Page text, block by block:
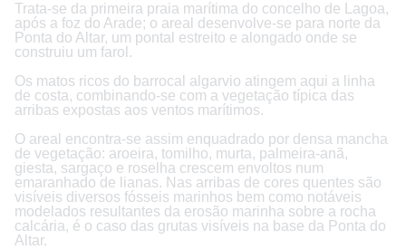
Trata-se da primeira praia marítima do concelho de Lagoa,
após a foz do Arade; o areal desenvolve-se para norte da
Ponta do Altar, um pontal estreito e alongado onde se
construiu um farol.
Os matos ricos do barrocal algarvio atingem aqui a linha
de costa, combinando-se com a vegetação típica das
arribas expostas aos ventos marítimos.
O areal encontra-se assim enquadrado por densa mancha
de vegetação: aroeira, tomilho, murta, palmeira-anã,
giesta, sargaço e roselha crescem envoltos num
emaranhado de lianas. Nas arribas de cores quentes são
visíveis diversos fósseis marinhos bem como notáveis
modelados resultantes da erosão marinha sobre a rocha
calcária, é o caso das grutas visíveis na base da Ponta do
Altar.